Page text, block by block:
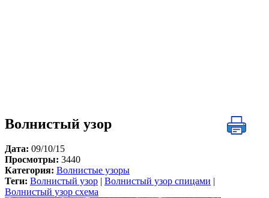
Волнистый узор
Дата: 09/10/15
Просмотры: 3440
Категория: Волнистые узоры
Теги: Волнистый узор Волнистый узор спицами
Волнистый узор схема